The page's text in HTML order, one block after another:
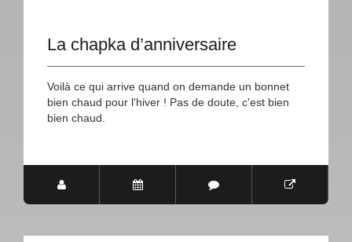
La chapka d’anniversaire
Voilà ce qui arrive quand on demande un bonnet
bien chaud pour l'hiver ! Pas de doute, c'est bien
bien chaud.